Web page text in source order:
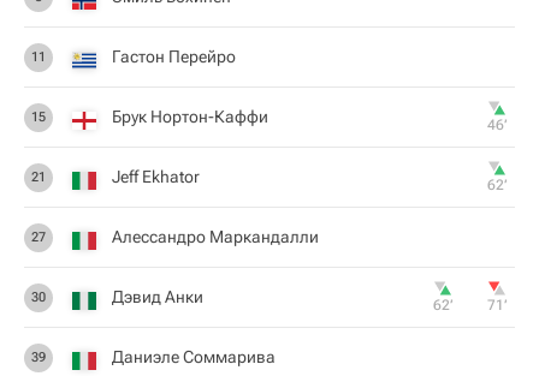
11 Гастон Перейро
15 Брук Нортон-Каффи 46‎’‎
21 Jeff Ekhator 62‎’‎
27 Алессандро Маркандалли
30 Дэвид Анки 62‎’‎ 71‎’‎
39 Даниэле Соммарива